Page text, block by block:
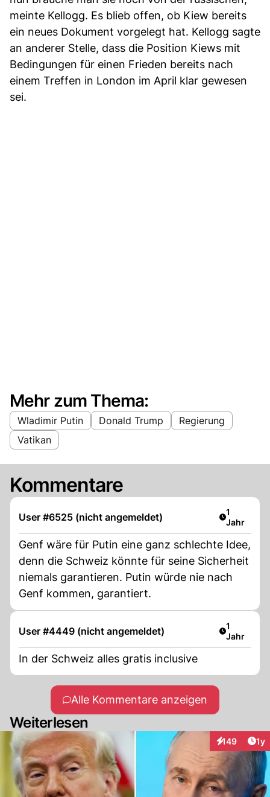
meinte Kellogg. Es blieb offen, ob Kiew bereits
ein neues Dokument vorgelegt hat. Kellogg sagte
an anderer Stelle, dass die Position Kiews mit
Bedingungen für einen Frieden bereits nach
einem Treffen in London im April klar gewesen
sei.
Mehr zum Thema:
Wladimir Putin Donald Trump
Regierung
Vatikan
Kommentare
User #6525 (nicht angemeldet) Artikel
1
Jahr
Genf wäre für Putin eine ganz schlechte Idee,
denn die Schweiz könnte für seine Sicherheit
niemals garantieren. Putin würde nie nach
Genf kommen, garantiert.
User #4449 (nicht angemeldet) Artikel
1
Jahr
In der Schweiz alles gratis inclusive
Alle Kommentare anzeigen
Weiterlesen
149
Interaktionen
1y